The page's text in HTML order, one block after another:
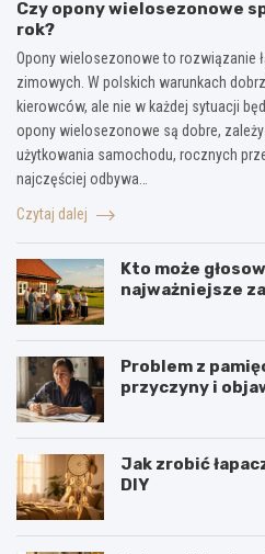
Czy opony wielosezonowe
rok?
Opony wielosezonowe to rozwiązanie
zimowych. W polskich warunkach
kierowców, ale nie w każdej sytuacji
opony wielosezonowe są dobre,
użytkowania samochodu, rocznych
najczęściej odbywa…
Czytaj dalej
Kto może
najważniejsze
Problem z
przyczyny i
Jak zrobić
DIY